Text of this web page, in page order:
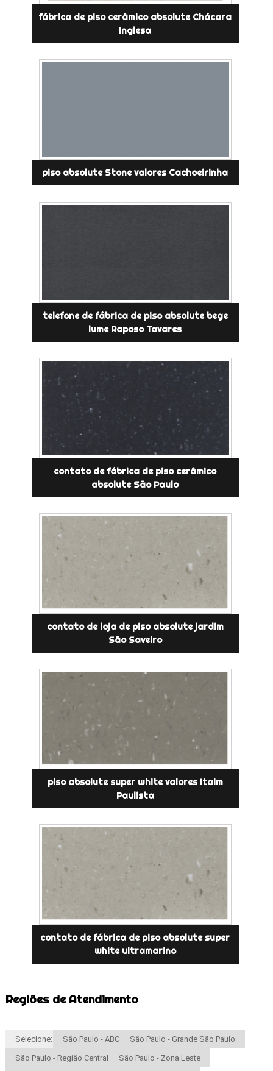
fábrica de piso cerâmico absolute Chácara
Inglesa
piso absolute Stone valores Cachoeirinha
telefone de fábrica de piso absolute bege
lume Raposo Tavares
contato de fábrica de piso cerâmico
absolute São Paulo
contato de loja de piso absolute jardim
São Saveiro
piso absolute super white valores Itaim
Paulista
contato de fábrica de piso absolute super
white ultramarino
Regiões de Atendimento
Selecione: São Paulo - ABC São Paulo - Grande São Paulo
São Paulo - Região Central São Paulo - Zona Leste